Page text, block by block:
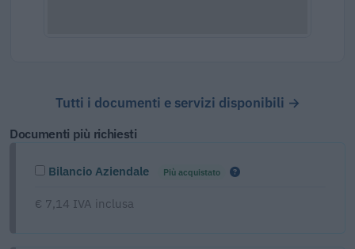
Tutti i documenti e servizi disponibili →
Documenti più richiesti
Bilancio Aziendale Più acquistato
€ 7,14 IVA inclusa